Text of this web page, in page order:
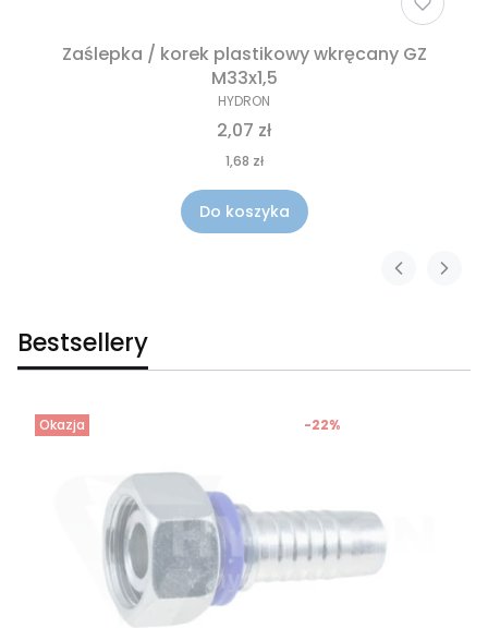
Zaślepka / korek plastikowy wkręcany GZ
M33x1,5
HYDRON
2,07 zł
1,68 zł
Do koszyka
Bestsellery
Okazja -22%